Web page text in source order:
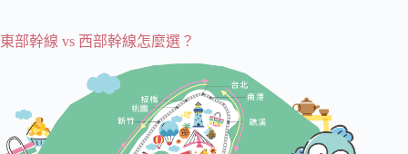
東部幹線 vs 西部幹線怎麼選？